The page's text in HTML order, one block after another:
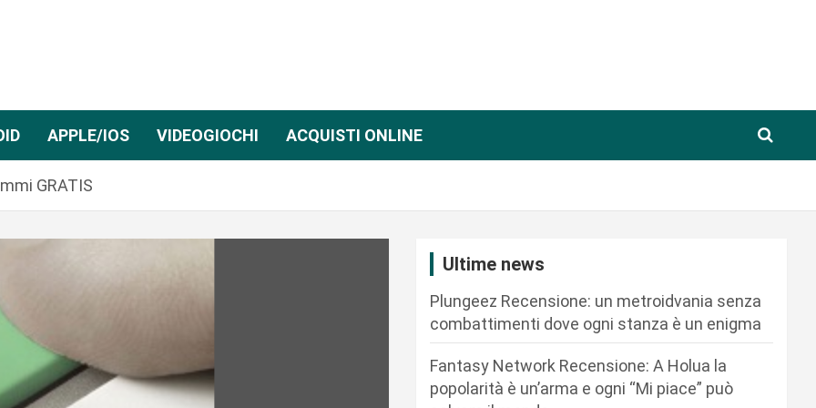
APPLE/IOS VIDEOGIOCHI ACQUISTI ONLINE
GRATIS
Ultime news
Plungeez Recensione: un metroidvania senza
combattimenti dove ogni stanza è un enigma
Fantasy Network Recensione: A Holua la
popolarità è un’arma e ogni “Mi piace” può